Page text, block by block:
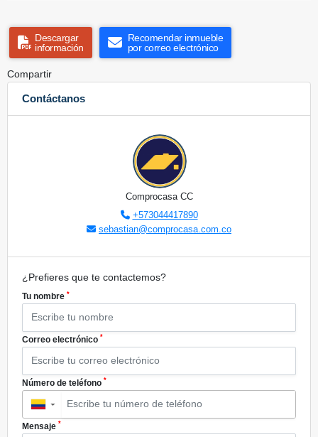
Descargar
información
Recomendar inmueble
por correo electrónico
Compartir
Contáctanos
Comprocasa CC
+573044417890
sebastian@comprocasa.com.co
¿Prefieres que te contactemos?
Tu nombre *
Correo electrónico *
Número de teléfono *
▼
Mensaje *